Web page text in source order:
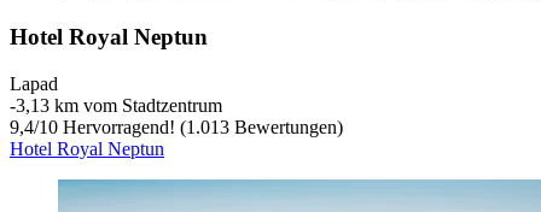
Hotel Royal Neptun
Lapad
‐3,13 km vom Stadtzentrum
9,4/10 Hervorragend! (1.013 Bewertungen)
Hotel Royal Neptun